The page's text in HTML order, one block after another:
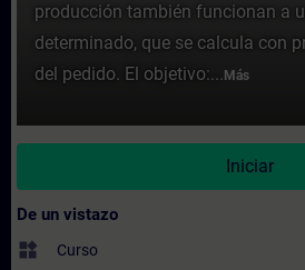
producción también funcionan a
determinado, que se calcula con
del pedido. El objetivo:... Más
Iniciar
De un vistazo
widgets Curso